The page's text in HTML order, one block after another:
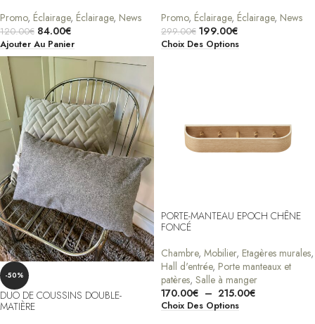
Promo, Éclairage, Éclairage, News
120.00€ 84.00€
Ajouter Au Panier
Promo, Éclairage, Éclairage, News
299.00€ 199.00€
Choix Des Options
-50%
DUO DE COUSSINS DOUBLE-
MATIÈRE
PORTE-MANTEAU EPOCH CHÊNE
FONCÉ
Chambre, Mobilier, Etagères murales,
Hall d'entrée, Porte manteaux et
patères, Salle à manger
170.00€ – 215.00€
Choix Des Options